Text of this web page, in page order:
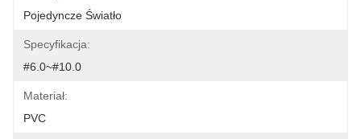
Pojedyncze Światło
Specyfikacja:
#6.0~#10.0
Materiał:
PVC